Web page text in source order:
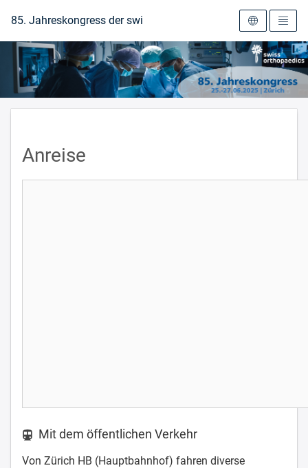
Zur Startseite
85. Jahreskongress der swiss orthopaedics 2025
Anreise
Mit dem öffentlichen Verkehr
Von Zürich HB (Hauptbahnhof) fahren diverse